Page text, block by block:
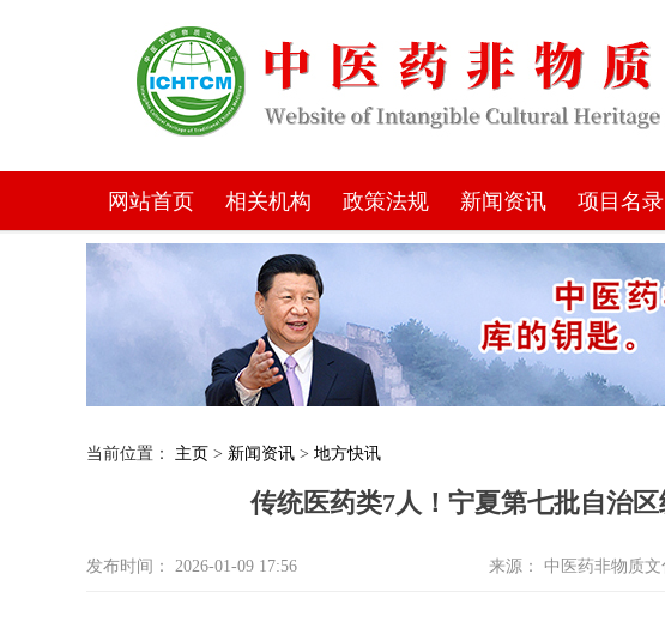
网站首页 相关机构 政策法规 新闻资讯 项目名录
当前位置： 主页 > 新闻资讯 > 地方快讯
传统医药类7人！宁夏第七批自治
发布时间： 2026-01-09 17:56 来源： 中医药非物质文